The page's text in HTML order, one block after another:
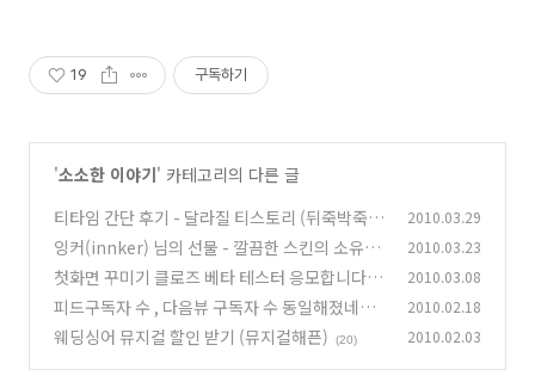
19 구독하기
'소소한 이야기' 카테고리의 다른 글
티타임 간단 후기 - 달라질 티스토리 (뒤죽박죽
스토리)
(46)
2010.03.29
잉커(innker) 님의 선물 - 깔끔한 스킨의 소유자
(10)
2010.03.23
첫화면 꾸미기 클로즈 베타 테스터 응모합니다.
(27)
2010.03.08
피드구독자 수 , 다음뷰 구독자 수 동일해졌네요
(잡담)
(12)
2010.02.18
웨딩싱어 뮤지컬 할인 받기 (뮤지컬해픈) (20) 2010.02.03